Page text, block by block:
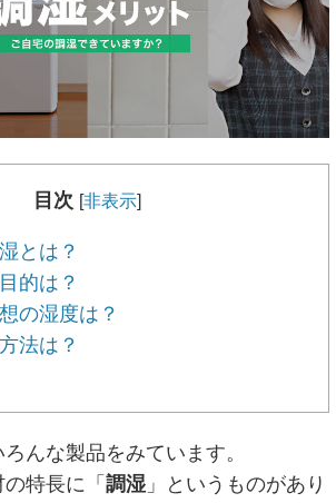
目次 [非表示]
とは？
的は？
の湿度は？
法は？
んな製品をみています。
特長に「 調湿」というものがあり